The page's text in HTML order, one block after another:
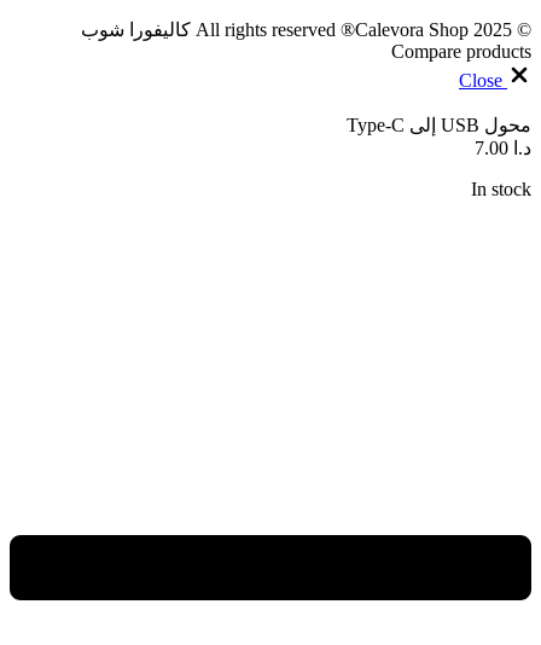
© 2025 All rights reserved ®Calevora Shop كاليفورا شوب
Compare products
Close
محول USB إلى Type-C
د.ا
In stock